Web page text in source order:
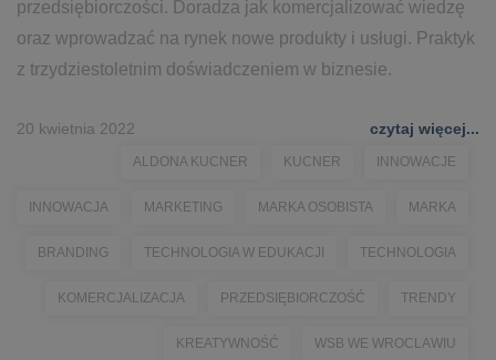
przedsiębiorczości. Doradza jak komercjalizować wiedzę
oraz wprowadzać na rynek nowe produkty i usługi. Praktyk
z trzydziestoletnim doświadczeniem w biznesie.
20 kwietnia 2022 czytaj więcej...
ALDONA KUCNER KUCNER INNOWACJE
INNOWACJA MARKETING MARKA OSOBISTA MARKA
BRANDING TECHNOLOGIA W EDUKACJI TECHNOLOGIA
KOMERCJALIZACJA PRZEDSIĘBIORCZOŚĆ TRENDY
KREATYWNOŚĆ WSB WE WROCLAWIU